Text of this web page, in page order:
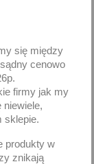
lewa
Dodaj
się między
cenowo
firmy jak my
niewiele,
sklepie.
produkty w
znikają